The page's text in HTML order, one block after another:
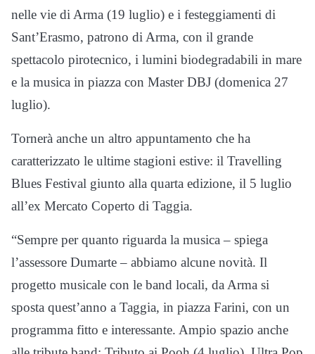
nelle vie di Arma (19 luglio) e i festeggiamenti di
Sant’Erasmo, patrono di Arma, con il grande
spettacolo pirotecnico, i lumini biodegradabili in mare
e la musica in piazza con Master DBJ (domenica 27
luglio).
Tornerà anche un altro appuntamento che ha
caratterizzato le ultime stagioni estive: il Travelling
Blues Festival giunto alla quarta edizione, il 5 luglio
all’ex Mercato Coperto di Taggia.
“Sempre per quanto riguarda la musica – spiega
l’assessore Dumarte – abbiamo alcune novità. Il
progetto musicale con le band locali, da Arma si
sposta quest’anno a Taggia, in piazza Farini, con un
programma fitto e interessante. Ampio spazio anche